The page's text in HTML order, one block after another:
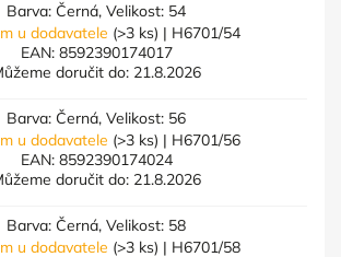
Barva: Černá, Velikost: 54
u dodavatele (>3 ks) | H6701/54
EAN: 8592390174017
doručit do: 21.8.2026
Barva: Černá, Velikost: 56
u dodavatele (>3 ks) | H6701/56
EAN: 8592390174024
doručit do: 21.8.2026
Barva: Černá, Velikost: 58
u dodavatele (>3 ks) | H6701/58